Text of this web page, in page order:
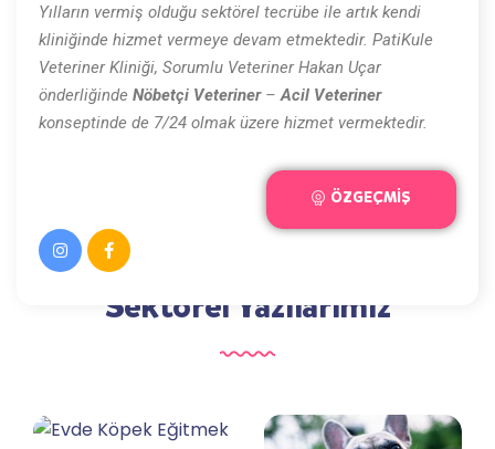
Yılların vermiş olduğu sektörel tecrübe ile artık kendi
kliniğinde hizmet vermeye devam etmektedir. PatiKule
Veteriner Kliniği, Sorumlu Veteriner Hakan Uçar
önderliğinde Nöbetçi Veteriner–Acil Veteriner
konseptinde de 7/24 olmak üzere hizmet vermektedir.
ÖZGEÇMİŞ
Sektörel Yazılarımız